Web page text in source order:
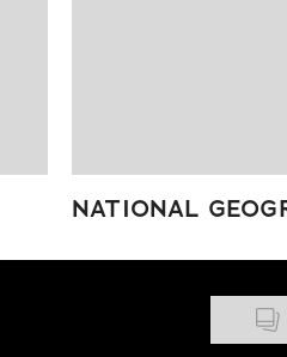
NATIONAL